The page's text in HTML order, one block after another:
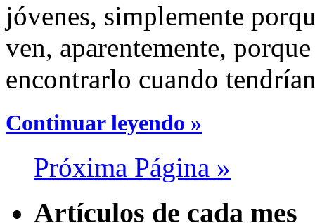
jóvenes, simplemente
ven, aparentemente,
encontrarlo cuando
Continuar leyendo »
Próxima Página »
Artículos de cada mes